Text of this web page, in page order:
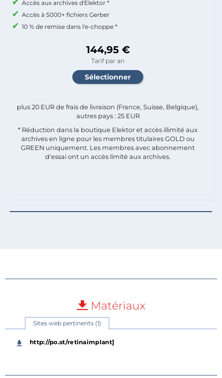
Accès aux archives d'Elektor *
Accès à 5000+ fichiers Gerber
10 % de remise dans l'e-choppe *
144,95 €
Tarif par an
plus 20 EUR de frais de livraison (France, Suisse, Belgique),
autres pays : 25 EUR
* Réduction dans la boutique Elektor et accès illimité aux
archives en ligne pour les membres titulaires GOLD ou
GREEN uniquement. Les membres avec abonnement
d'essai ont un accès limité aux archives.
Matériaux
Sites web pertinents (1)
http://po.st/retinaimplant]